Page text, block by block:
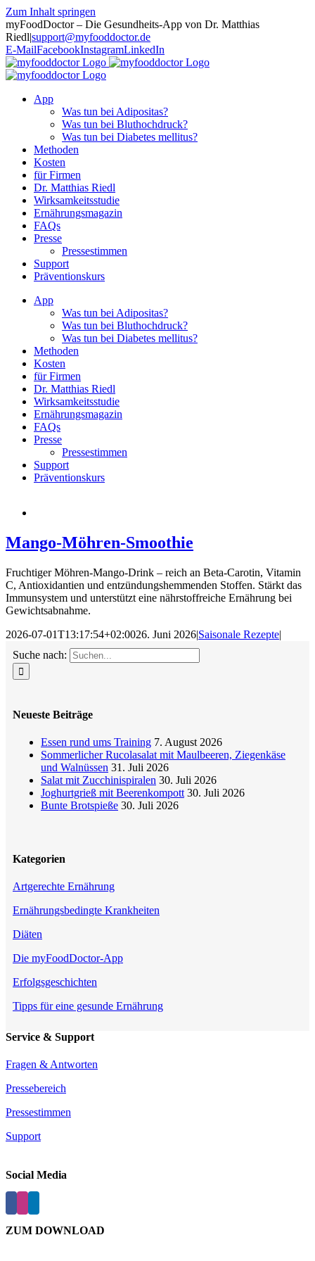
Zum Inhalt springen
myFoodDoctor – Die Gesundheits-App von Dr. Matthias
Riedl|support@myfooddoctor.de
E-MailFacebookInstagramLinkedIn
App
Was tun bei Adipositas?
Was tun bei Bluthochdruck?
Was tun bei Diabetes mellitus?
Methoden
Kosten
für Firmen
Dr. Matthias Riedl
Wirksamkeitsstudie
Ernährungsmagazin
FAQs
Presse
Pressestimmen
Support
Präventionskurs
App
Was tun bei Adipositas?
Was tun bei Bluthochdruck?
Was tun bei Diabetes mellitus?
Methoden
Kosten
für Firmen
Dr. Matthias Riedl
Wirksamkeitsstudie
Ernährungsmagazin
FAQs
Presse
Pressestimmen
Support
Präventionskurs
Mango-Möhren-Smoothie
Fruchtiger Möhren-Mango-Drink – reich an Beta-Carotin, Vitamin
C, Antioxidantien und entzündungshemmenden Stoffen. Stärkt das
Immunsystem und unterstützt eine nährstoffreiche Ernährung bei
Gewichtsabnahme.
2026-07-01T13:17:54+02:0026. Juni 2026|Saisonale Rezepte|
Suche nach:
Neueste Beiträge
Essen rund ums Training 7. August 2026
Sommerlicher Rucolasalat mit Maulbeeren, Ziegenkäse
und Walnüssen 31. Juli 2026
Salat mit Zucchinispiralen 30. Juli 2026
Joghurtgrieß mit Beerenkompott 30. Juli 2026
Bunte Brotspieße 30. Juli 2026
Kategorien
Artgerechte Ernährung
Ernährungsbedingte Krankheiten
Diäten
Die myFoodDoctor-App
Erfolgsgeschichten
Tipps für eine gesunde Ernährung
Service & Support
Fragen & Antworten
Pressebereich
Pressestimmen
Support
Social Media
ZUM DOWNLOAD